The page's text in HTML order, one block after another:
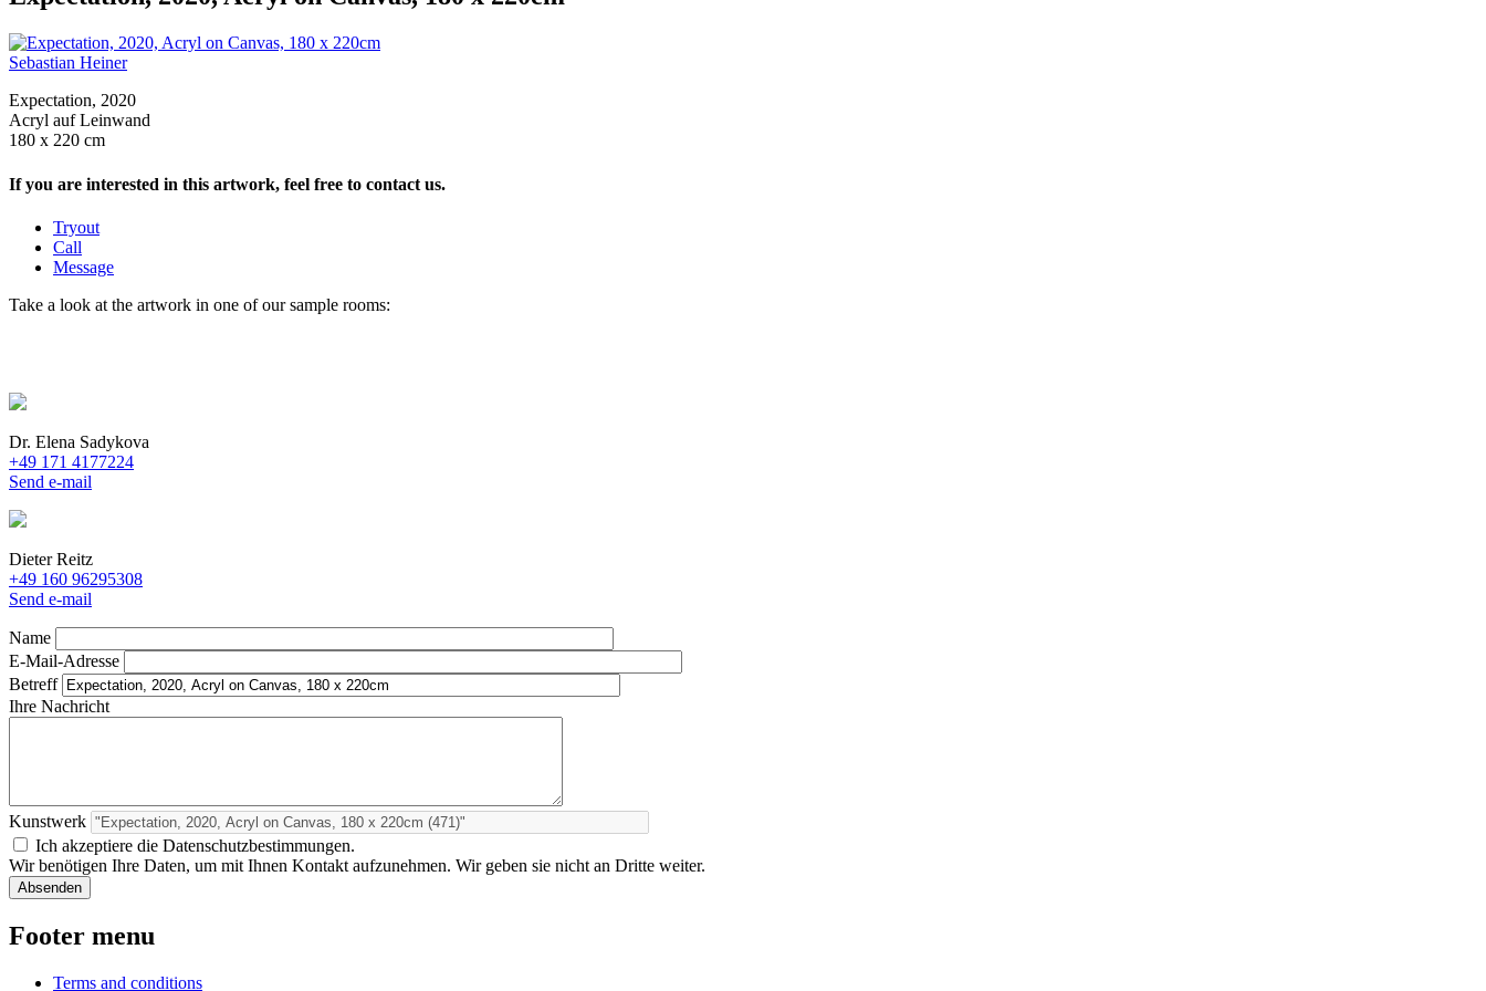
Sebastian Heiner
Expectation, 2020
Acryl auf Leinwand
180 x 220 cm
If you are interested in this artwork, feel free to contact us.
Tryout
Call
Message
Take a look at the artwork in one of our sample rooms:
Dr. Elena Sadykova
+49 171 4177224
Send e-mail
Dieter Reitz
+49 160 96295308
Send e-mail
Name
E-Mail-Adresse
Betreff
Ihre Nachricht
Kunstwerk
Ich akzeptiere die Datenschutzbestimmungen.
Wir benötigen Ihre Daten, um mit Ihnen Kontakt aufzunehmen. Wir geben sie nicht an Dritte weiter.
Footer menu
Terms and conditions